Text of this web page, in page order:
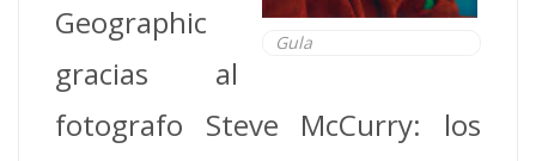
Gula
Geographic
gracias al
fotografo Steve McCurry: los